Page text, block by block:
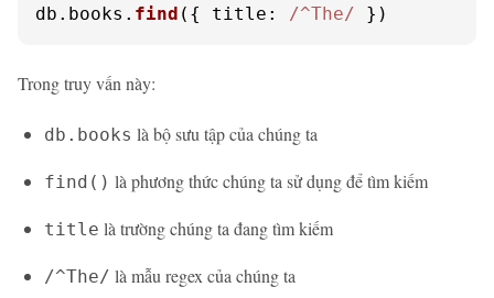
db. books . find ({ title : /^The/ })
Trong truy vấn này:
db.books là bộ sưu tập của chúng ta
find() là phương thức chúng ta sử dụng để tìm kiếm
title là trường chúng ta đang tìm kiếm
/^The/ là mẫu regex của chúng ta